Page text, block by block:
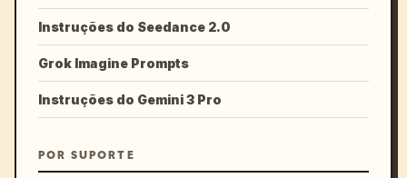
Instruções do Seedance 2.0
Grok Imagine Prompts
Instruções do Gemini 3 Pro
POR SUPORTE